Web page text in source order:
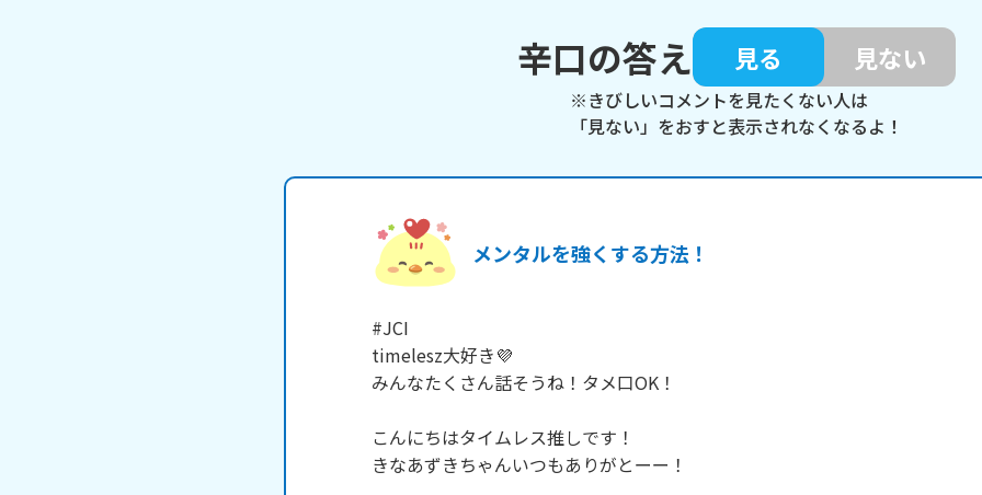
辛口の答え
見る 見ない
※きびしいコメントを見たくない人は
「見ない」をおすと表示されなくなるよ！
メンタルを強くする方法！
#JCI
timelesz大好き💜
みんなたくさん話そうね！タメ口OK！
こんにちはタイムレス推しです！
きなあずきちゃんいつもありがとーー！